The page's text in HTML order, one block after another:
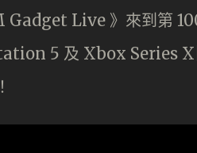
Gadget Live 》來到第
5 及 Xbox Series